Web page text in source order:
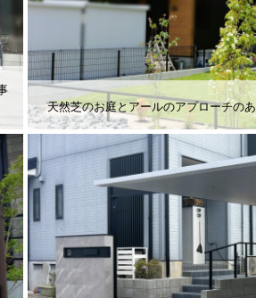
天然芝のお庭とアールのアプローチの